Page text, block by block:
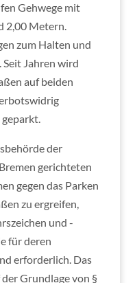
Gehwege mit
2,00 Metern.
zum Halten und
Jahren wird
auf beiden
der
gerichteten
gegen das Parken
zu ergreifen,
und -
für deren
erforderlich. Das
Grundlage von §